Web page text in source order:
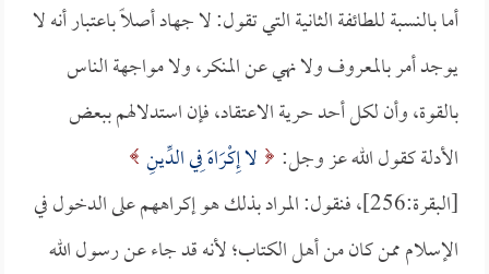
أما بالنسبة للطائفة الثانية التي تقول: لا جهاد أصلاً باعتبار أنه لا
يوجد أمر بالمعروف ولا نهي عن المنكر، ولا مواجهة الناس
بالقوة، وأن لكل أحد حرية الاعتقاد، فإن استدلالهم ببعض
الأدلة كقول الله عز وجل:
لا إِكْرَاهَ فِي الدِّينِ
[البقرة:256]، فنقول: المراد بذلك هو إكراههم على الدخول في
الإسلام ممن كان من أهل الكتاب؛ لأنه قد جاء عن رسول الله